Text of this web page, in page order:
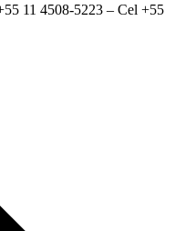
11 4508-5223 – Cel +55